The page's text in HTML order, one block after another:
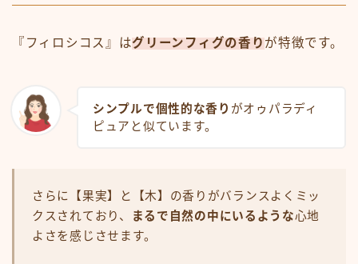
『フィロシコス』はグリーンフィグの香り が特徴です。
シンプルで個性的な香り がオゥパラディ
ピュアと似ています。
さらに【果実】と【木】の香りがバランスよくミッ
クスされており、
まるで自然の中にいるような心地
よさを感じさせます。